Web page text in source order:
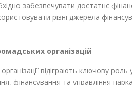
забезпечувати достатнє
різні джерела
організацій
відіграють ключову
фінансування та управління